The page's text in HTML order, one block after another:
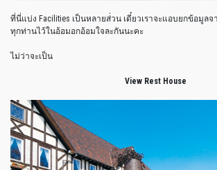
ที่นี่แบ่ง Facilities เป็นหลายส่่วน เดี๋ยวเราจะแอบยกข้อมูลจ
ทุกท่านไว้ในอ้อมอกอ้อมใจละกันนะคะ
ไม่ว่าจะเป็น
View Rest House